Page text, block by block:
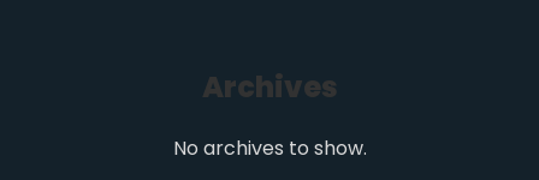
Archives
No archives to show.